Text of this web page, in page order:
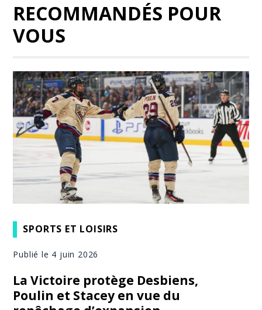
RECOMMANDÉS POUR
VOUS
SPORTS ET LOISIRS
Publié le 4 juin 2026
La Victoire protège Desbiens,
Poulin et Stacey en vue du